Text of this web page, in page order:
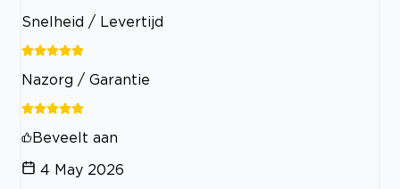
Snelheid / Levertijd
Nazorg / Garantie
Beveelt aan
4 May 2026